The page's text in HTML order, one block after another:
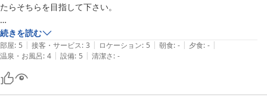
たらそちらを目指して下さい。
部屋はワンルームマンションなので靴もスリッパも履かなくて良く、床
に寝っ転がってケーブルテレビを楽しむ事が出来ます。
冷蔵庫、電子レンジも使え、食材と調理器具と食器を持ってくれば自炊
も可能、しかも洗濯機と乾燥機も無料で使えるので、長期滞在にもむい
ています。
続きを読む
部屋: 5 | 接客・サービス: 3 | ロケーション: 5 | 朝食: - | 夕食: - |
温泉・お風呂: 4 | 設備: 5 | 清潔さ: -